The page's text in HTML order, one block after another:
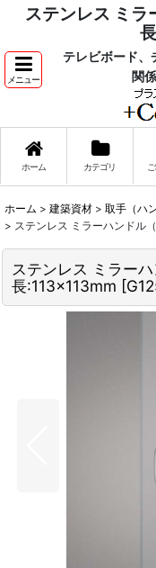
ステンレス ミ
メニュー
テレビボード、
関
ホーム カテゴリ
ホーム > 建築資材 > 取手（ハ
> ステンレス ミラーハンドル
ステンレス ミラー
長:113×113mm [